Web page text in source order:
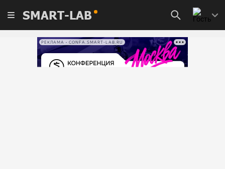
SMART-LAB
РЕКЛАМА • CONFA.SMART-LAB.RU